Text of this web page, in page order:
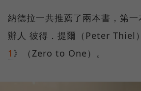
納德拉一共推薦了兩本書，第
辦人 彼得．提爾（Peter Thiel
1 》（Zero to One）。